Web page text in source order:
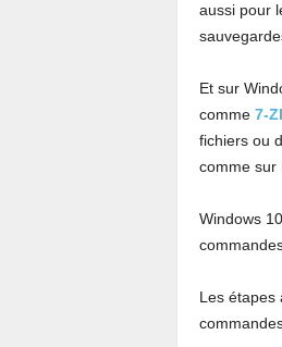
aussi pour
Et sur
comme 7-
fichiers ou
comme sur
Windows
Les étapes